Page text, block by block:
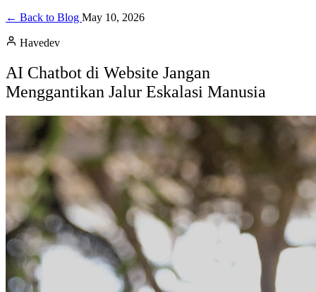
← Back to Blog May 10, 2026
Havedev
AI Chatbot di Website Jangan
Menggantikan Jalur Eskalasi Manusia